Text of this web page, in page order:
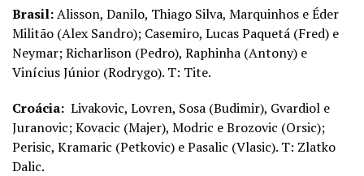
Brasil:Alisson, Danilo, Thiago Silva, Marquinhos e Éder
Militão (Alex Sandro); Casemiro, Lucas Paquetá (Fred) e
Neymar; Richarlison (Pedro), Raphinha (Antony) e
Vinícius Júnior (Rodrygo). T: Tite.
Croácia: Livakovic, Lovren, Sosa (Budimir), Gvardiol e
Juranovic; Kovacic (Majer), Modric e Brozovic (Orsic);
Perisic, Kramaric (Petkovic) e Pasalic (Vlasic). T: Zlatko
Dalic.